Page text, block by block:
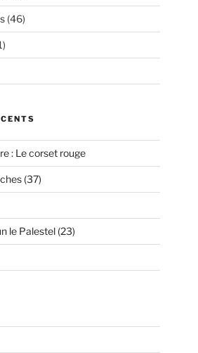
(46)
: Le corset rouge
(37)
le Palestel (23)